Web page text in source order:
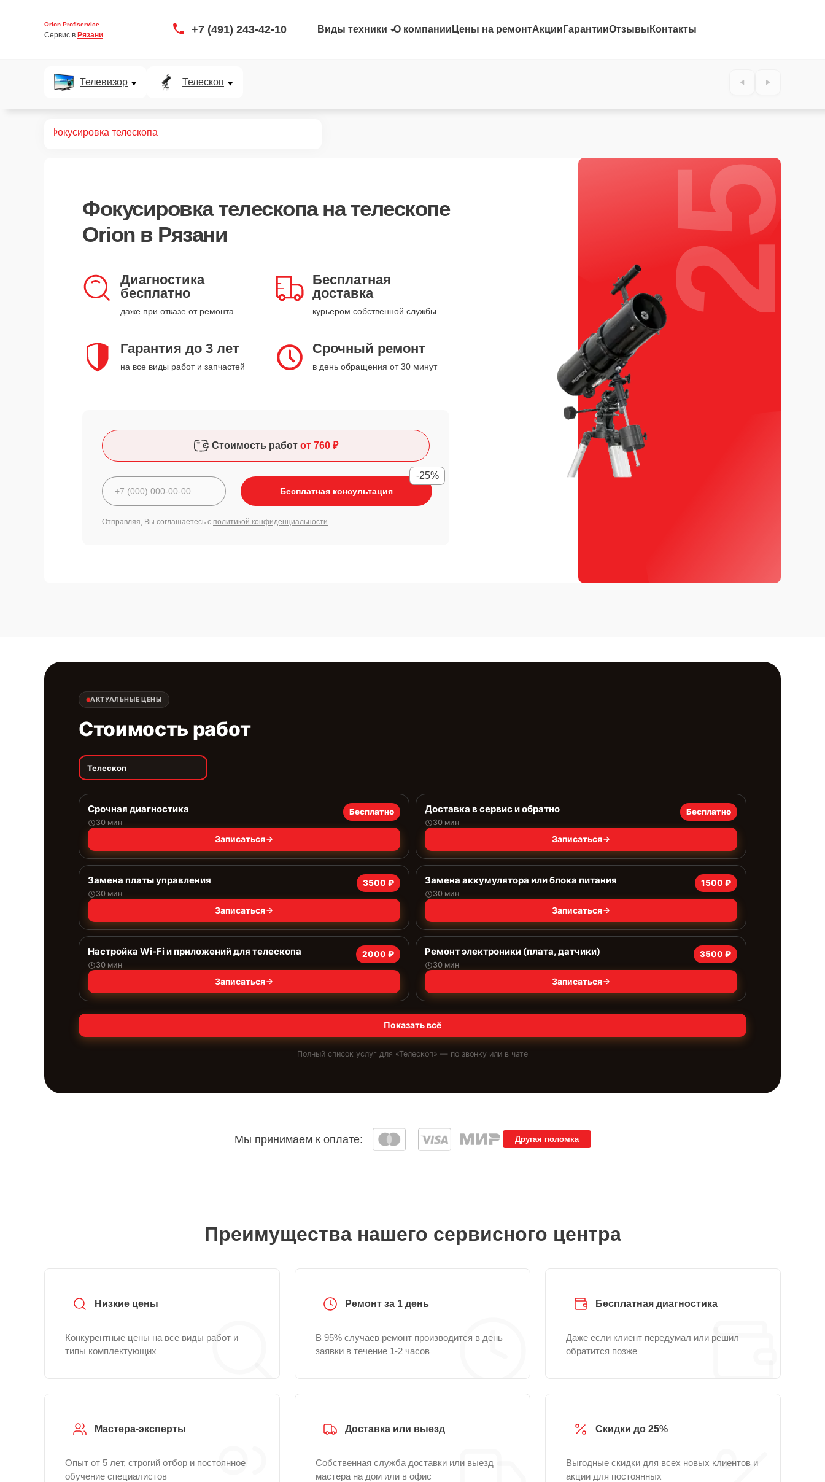
Orion Profiservice
Сервис в Рязани +7 (491) 243-42-10 Виды техники О компании Цены на ремонтАкции ГарантииОтзывы Контакты
Телевизор Телескоп
Фокусировка телескопа
Фокусировка телескопана телескопе
Orion в Рязани
Диагностика
бесплатно
даже при отказе от ремонта
Бесплатная
доставка
курьером собственной службы
Гарантия до 3 лет
на все виды работ и запчастей
Срочный ремонт
в день обращения от 30 минут
Стоимость работ от 760 ₽
Бесплатная консультация
-25%
Отправляя, Вы соглашаетесь с политикой конфиденциальности
25%
АКТУАЛЬНЫЕ ЦЕНЫ
Стоимость работ
Телескоп
Срочная диагностика
30 мин
Бесплатно
Записаться
Доставка в сервис и обратно
30 мин
Бесплатно
Записаться
Замена платы управления
30 мин
3500 ₽
Записаться
Замена аккумулятора или блока питания
30 мин
1500 ₽
Записаться
Настройка Wi-Fi и приложений для телескопа
30 мин
2000 ₽
Записаться
Ремонт электроники (плата, датчики)
30 мин
3500 ₽
Записаться
Показать всё
Полный список услуг для «Телескоп» — по звонку или в чате
Мы принимаем к оплате: Другая поломка
Преимущества нашего сервисного центра
Низкие цены
Конкурентные цены на все виды работ и
типы комплектующих
Ремонт за 1 день
В 95% случаев ремонт производится в день
заявки в течение 1-2 часов
Бесплатная диагностика
Даже если клиент передумал или решил
обратится позже
Мастера-эксперты
Опыт от 5 лет, строгий отбор и постоянное
обучение специалистов
Доставка или выезд
Собственная служба доставки или выезд
мастера на дом или в офис
Скидки до 25%
Выгодные скидки для всех новых клиентов и
акции для постоянных